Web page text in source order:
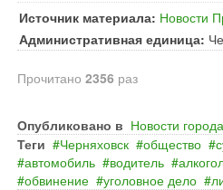
Источник материала: Новости
Административная единица:
Прочитано 2356 раз
Опубликовано в Новости
Теги
Черняховск общество
автомобиль
водитель
обвинение
уголовное дело